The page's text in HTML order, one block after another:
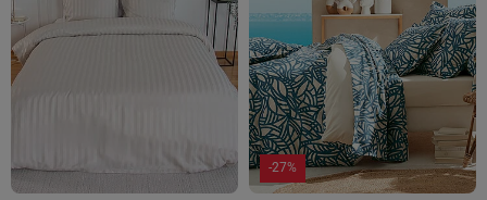
-27%